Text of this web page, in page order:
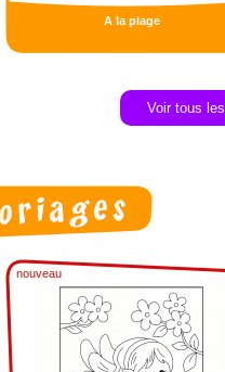
A la plage
Voir tous
nouveau